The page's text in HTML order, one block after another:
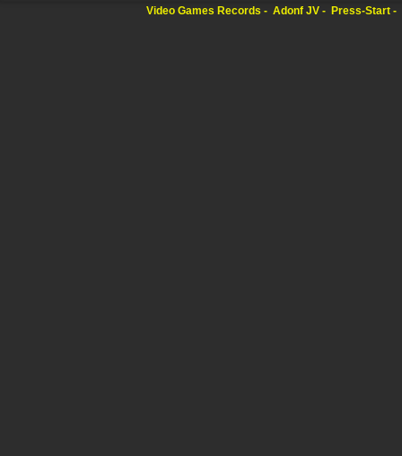
Video Games Records Adonf JV Press-Start